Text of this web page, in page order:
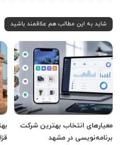
شاید به این مطالب هم علاقمند باشید
معیارهای انتخاب بهترین شرکت
برنامه‌نویسی در مشهد